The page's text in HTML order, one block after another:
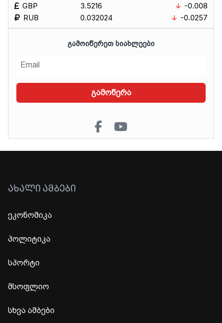
GBP
RUB
3.5216
0.032024
-0.008
-0.0257
ᲒᲐᲛᲝᲘᲬᲔᲠᲔᲗ ᲡᲘᲐᲮᲚᲔᲔᲑᲘ
გამოწერა
ᲐᲮᲐᲚᲘ ᲐᲛᲑᲔᲑᲘ
ეკონომიკა
პოლიტიკა
სპორტი
მსოფლიო
სხვა ამბები